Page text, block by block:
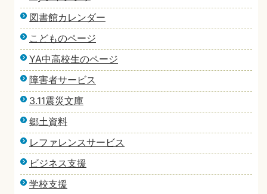
図書館カレンダー
こどものページ
YA中高校生のページ
障害者サービス
3.11震災文庫
郷土資料
レファレンスサービス
ビジネス支援
学校支援